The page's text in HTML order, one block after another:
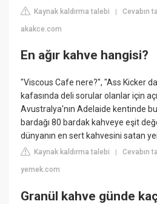
Kaynak kaldırma talebi |Cevabın
akakce.com
En ağır kahve hangisi?
"Viscous Cafe nere?", "Ass Kicker
kafasında deli sorular olanlar için
Avustralya'nın Adelaide kentinde
bardağı 80 bardak kahveye eşit
dünyanın en sert kahvesini satan
Kaynak kaldırma talebi |Cevabın
yemek.com
Granül kahve günde